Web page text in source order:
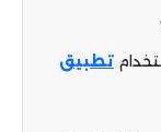
تطبيق